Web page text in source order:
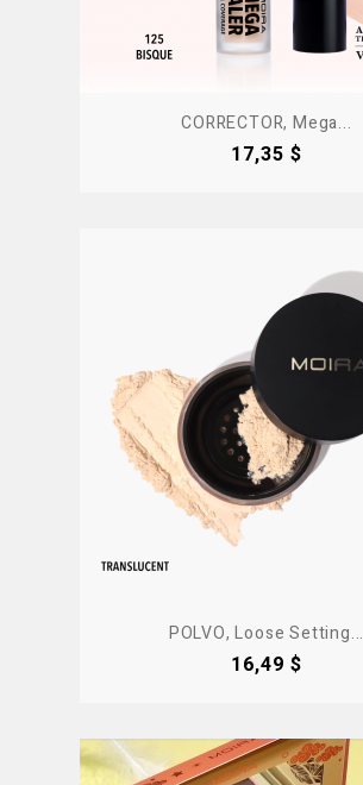
CORRECTOR, Mega...
Precio
17,35 $
POLVO, Loose Setting...
Precio
16,49 $